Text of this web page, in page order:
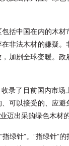
括中国在内的木
非法木材的嫌疑
，加剧全球变暖。政
录了目前国内市
可以接受的、应
迈出采购绿色木材的
绿针”。”指绿针”